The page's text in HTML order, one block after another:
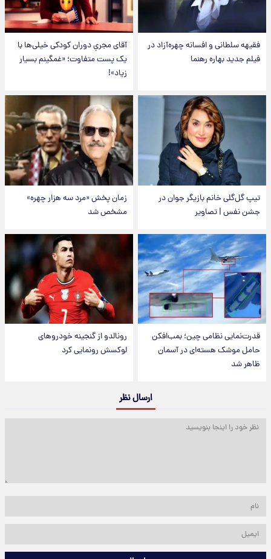
فقیهه سلطانی و افسانه چهره‌آزاد در
فیلم جدید بهاره رهنما
آقای مجریِ دوران کودکی خیلی‌ها با
یک پست متفاوت؛ «غمگینم بسیار
زیاد»!
تیپ گل‌گلی خانم بازیگر جوان در
جشن نفس | تصاویر
زمان پخش «مرد سه هزار چهره»
مشخص شد
قدرت‌نمایی نظامی چین؛ بمب‌افکن
حامل موشک هسته‌ای در آسمان
ظاهر شد
رونالدو از گنجینه خودروهای
لوکسش رونمایی کرد
ارسال نظر